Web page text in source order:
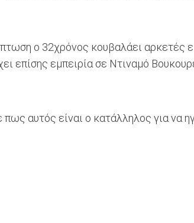
ο 32χρόνος κουβαλάει αρκετές
επίσης εμπειρία σε Ντιναμό
αυτός είναι ο κατάλληλος για να